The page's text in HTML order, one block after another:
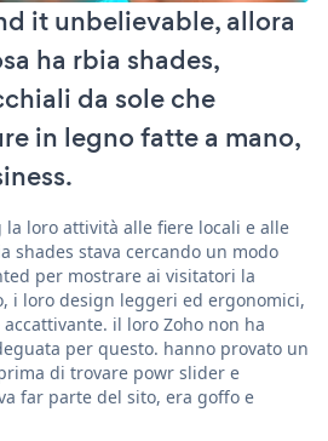
it unbelievable, allora
ha rbia shades,
da sole che
in legno fatte a mano,
la loro attività alle fiere locali e alle
shades stava cercando un modo
per mostrare ai visitatori la
i loro design leggeri ed ergonomici,
il loro Zoho non ha
per questo. hanno provato un
di trovare powr slider e
far parte del sito, era goffo e